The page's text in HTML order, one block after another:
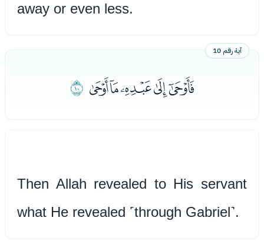
away or even less.
آية رقم 10
ﭼﭽﭾﭿﮀ ﮁ
Then Allah revealed to His servant
what He revealed ˹through Gabriel˺.